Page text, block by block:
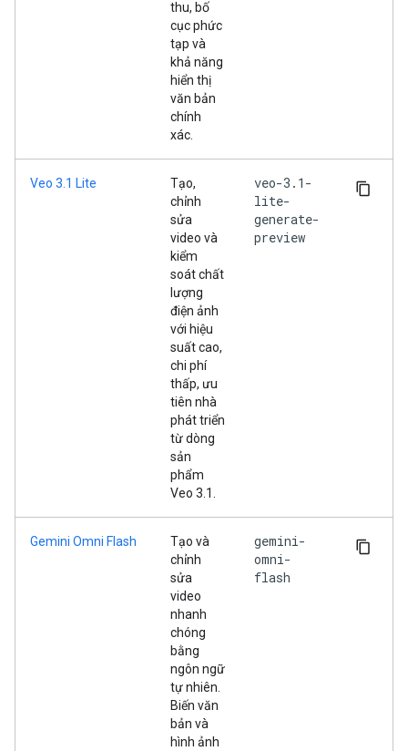
thu, bố
cục phức
tạp và
khả năng
hiển thị
văn bản
chính
xác.
Veo 3.1 Lite
Tạo,
chỉnh
sửa
video và
kiểm
soát chất
lượng
điện ảnh
với hiệu
suất cao,
chi phí
thấp, ưu
tiên nhà
phát triển
từ dòng
sản
phẩm
Veo 3.1.
veo-3.1-
lite-
generate-
preview
Gemini Omni Flash
Tạo và
chỉnh
sửa
video
nhanh
chóng
bằng
ngôn ngữ
tự nhiên.
Biến văn
bản và
hình ảnh
gemini-
omni-
flash